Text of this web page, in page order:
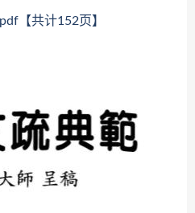
【共计152页】